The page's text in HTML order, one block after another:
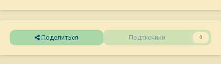
Поделиться Подписчики 0